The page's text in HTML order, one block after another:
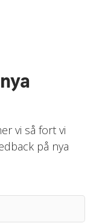
vi så fort vi
på nya